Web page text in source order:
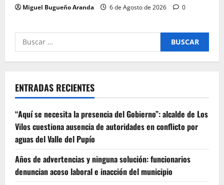
Miguel Bugueño Aranda 6 de Agosto de 2026 0
Buscar
por:
ENTRADAS RECIENTES
“Aquí se necesita la presencia del Gobierno”: alcalde de Los
Vilos cuestiona ausencia de autoridades en conflicto por
aguas del Valle del Pupío
Años de advertencias y ninguna solución: funcionarios
denuncian acoso laboral e inacción del municipio